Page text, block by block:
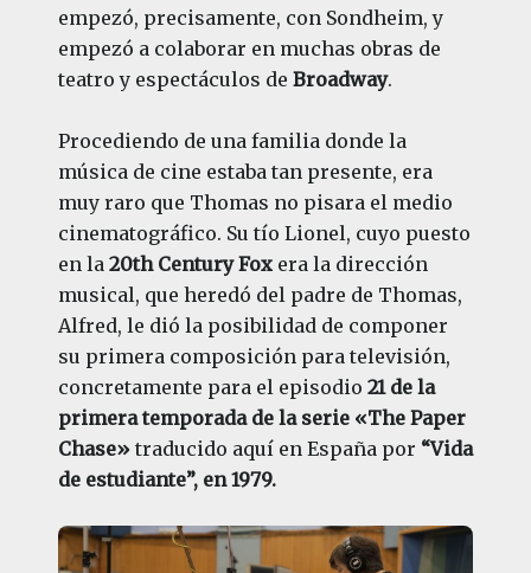
empezó, precisamente, con Sondheim, y
empezó a colaborar en muchas obras de
teatro y espectáculos de Broadway.
Procediendo de una familia donde la
música de cine estaba tan presente, era
muy raro que Thomas no pisara el medio
cinematográfico. Su tío Lionel, cuyo puesto
en la 20th Century Foxera la dirección
musical, que heredó del padre de Thomas,
Alfred, le dió la posibilidad de componer
su primera composición para televisión,
concretamente para el episodio 21 de la
primera temporada de la serie «The Paper
Chase» traducido aquí en España por “Vida
de estudiante”, en 1979.